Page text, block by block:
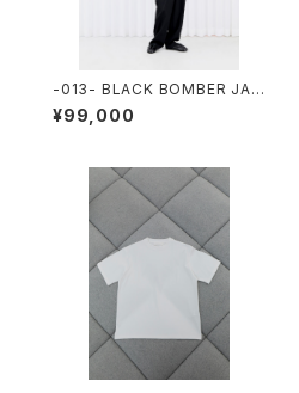
-013- BLACK BOMBER JAC
KET
¥99,000